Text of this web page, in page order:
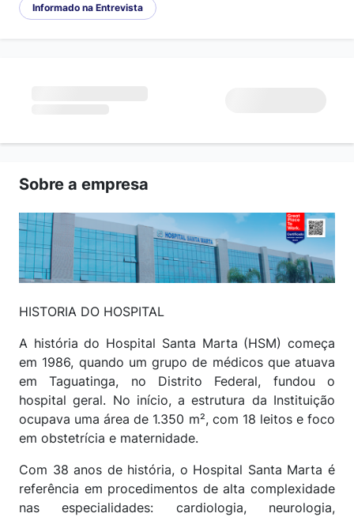
Informado na Entrevista
Sobre a empresa
HISTORIA DO HOSPITAL
A história do Hospital Santa Marta (HSM) começa
em 1986, quando um grupo de médicos que atuava
em Taguatinga, no Distrito Federal, fundou o
hospital geral. No início, a estrutura da Instituição
ocupava uma área de 1.350 m², com 18 leitos e foco
em obstetrícia e maternidade.
Com 38 anos de história, o Hospital Santa Marta é
referência em procedimentos de alta complexidade
nas especialidades: cardiologia, neurologia,